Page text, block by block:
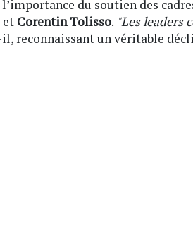
du soutien des
et Corentin Tolisso. "Les leaders
reconnaissant un véritable